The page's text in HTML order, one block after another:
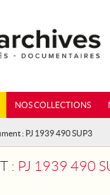
NOS COLLECTIONS
: PJ 1939 490 SUP3
: PJ 1939 490